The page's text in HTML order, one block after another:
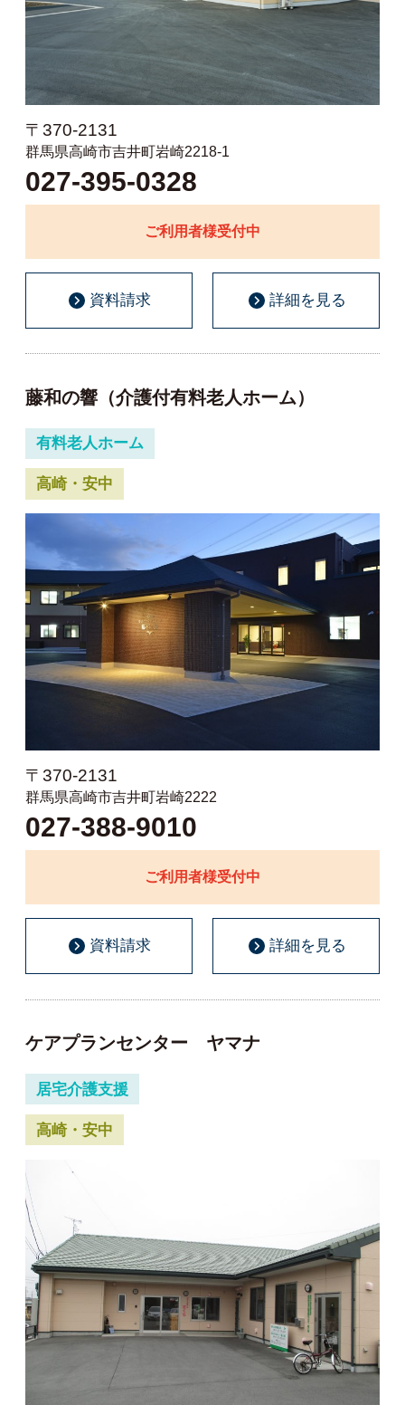
〒370-2131
群馬県高崎市吉井町岩崎2218-1
027-395-0328
ご利用者様受付中
資料請求 詳細を見る
藤和の響（介護付有料老人ホーム）
有料老人ホーム
高崎・安中
〒370-2131
群馬県高崎市吉井町岩崎2222
027-388-9010
ご利用者様受付中
資料請求 詳細を見る
ケアプランセンター ヤマナ
居宅介護支援
高崎・安中